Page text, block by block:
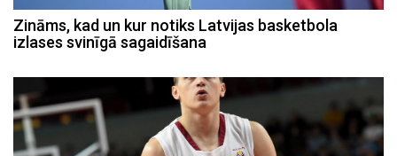
Zināms, kad un kur notiks Latvijas basketbola
izlases svinīgā sagaidīšana